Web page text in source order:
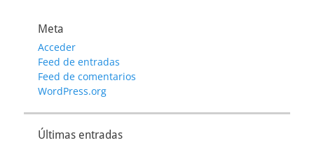
Meta
Acceder
Feed de entradas
Feed de comentarios
WordPress.org
Últimas entradas